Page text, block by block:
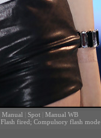
Manual Spot
Manual WB
Flash fired; Compulsory flash mode